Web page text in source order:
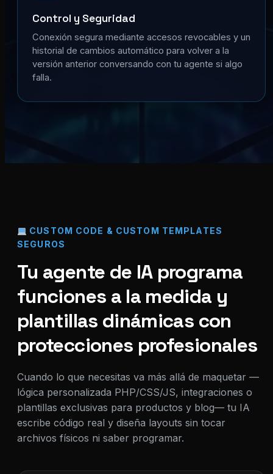
Control y Seguridad
Conexión segura mediante accesos revocables y un
historial de cambios automático para volver a la
versión anterior conversando con tu agente si algo
falla.
CUSTOM CODE & CUSTOM TEMPLATES
SEGUROS
Tu agente de IA programa
funciones a la medida y
plantillas dinámicas con
protecciones profesionales
Cuando lo que necesitas va más allá de maquetar —
lógica personalizada PHP/CSS/JS, integraciones o
plantillas exclusivas para productos y blog— tu IA
escribe código real y diseña layouts sin tocar
archivos físicos ni saber programar.